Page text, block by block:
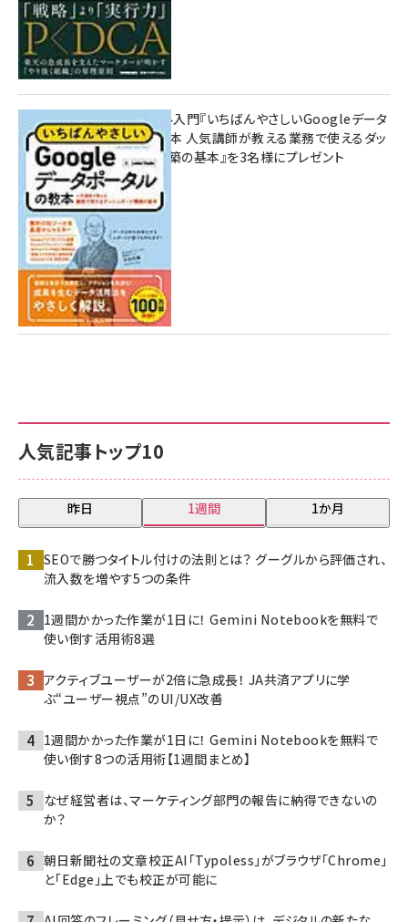
人気記事トップ10
昨日 1週間 1か月
SEOで勝つタイトル付けの法則とは？ グーグルから評価され、
流入数を増やす5つの条件
1週間かかった作業が1日に！ Gemini Notebookを無料で
使い倒す活用術8選
アクティブユーザーが2倍に急成長！ JA共済アプリに学
ぶ“ユーザー視点”のUI/UX改善
1週間かかった作業が1日に！ Gemini Notebookを無料で
使い倒す8つの活用術【1週間まとめ】
なぜ経営者は、マーケティング部門の報告に納得できないの
か？
朝日新聞社の文章校正AI「Typoless」がブラウザ「Chrome」
と「Edge」上でも校正が可能に
無料BIツール入門『いちばんやさしいGoogleデータ
ポータルの教本 人気講師が教える業務で使えるダッ
シュボード構築の基本』を3名様にプレゼント
7月31日 10:00